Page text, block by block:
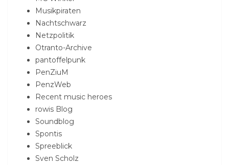
Musikpiraten
Nachtschwarz
Netzpolitik
Otranto-Archive
pantoffelpunk
PenZiuM
PenzWeb
Recent music heroes
rowis Blog
Soundblog
Spontis
Spreeblick
Sven Scholz